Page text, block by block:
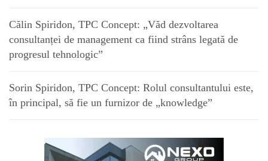
Călin Spiridon, TPC Concept: „Văd dezvoltarea
consultanței de management ca fiind strâns legată de
progresul tehnologic”
Sorin Spiridon, TPC Concept: Rolul consultantului este,
în principal, să fie un furnizor de „knowledge”